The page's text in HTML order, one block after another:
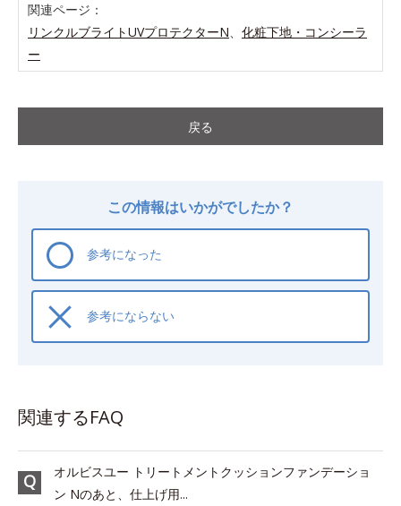
関連ページ：
リンクルブライトUVプロテクターN、 化粧下地・コンシーラ
ー
戻る
この情報はいかがでしたか？
参考になった
参考にならない
関連するFAQ
オルビスユー トリートメントクッションファンデーショ
ン Nのあと、仕上げ用...